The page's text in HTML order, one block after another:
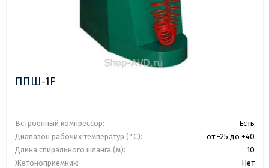
ППШ-1F
Встроенный компрессор:
Есть
Диапазон рабочих температур (°C):
от -25 до +40
Длина спирального шланга (м):
10
Жетоноприёмник:
Нет